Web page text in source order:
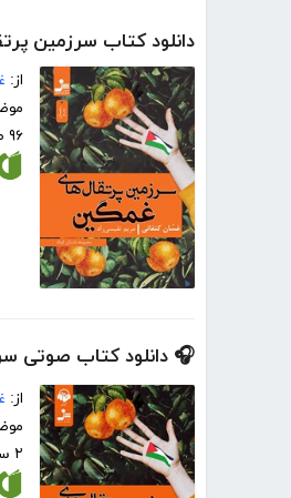
دانلود کتاب سرزمین
از:
۹۶ صفحه
🎧 دانلود کتاب صوتی
از:
۲ ساعت و ۵۸ دقیقه